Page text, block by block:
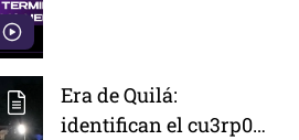
Era de Quilá:
identifican el cu3rp0